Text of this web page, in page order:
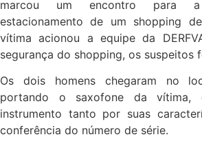
marcou um encontro para
estacionamento de um shopping
vítima acionou a equipe da
segurança do shopping, os suspeitos
Os dois homens chegaram no
portando o saxofone da vítima,
instrumento tanto por suas
conferência do número de série.